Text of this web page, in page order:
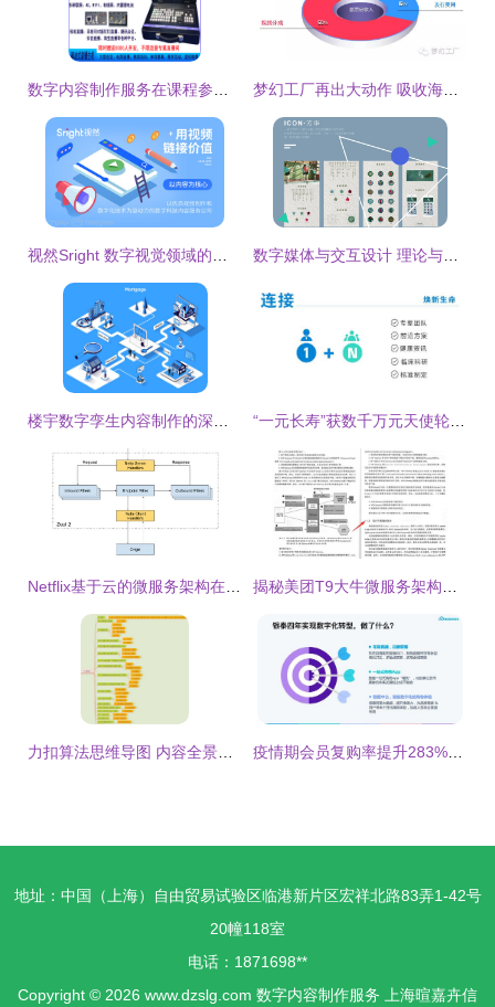
地址：中国（上海）自由贸易试验区临港新片区宏祥北路83弄1-42号
20幢118室
电话：1871698**
Copyright © 2026 www.dzslg.com 数字内容制作服务 上海暄嘉卉信